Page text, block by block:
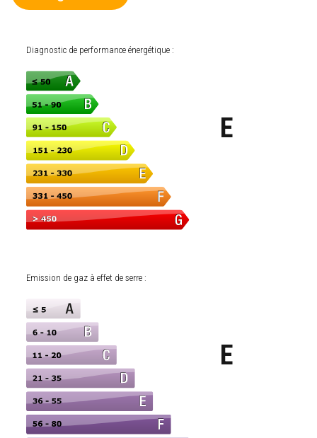
Diagnostic de performance énergétique :
E
Emission de gaz à effet de serre :
E